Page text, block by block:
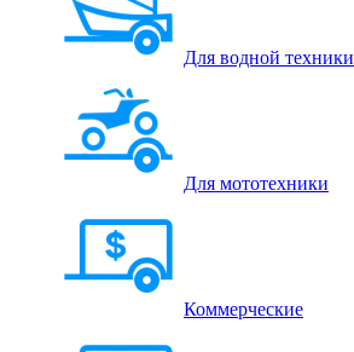
Для водной техники
Для мототехники
Коммерческие